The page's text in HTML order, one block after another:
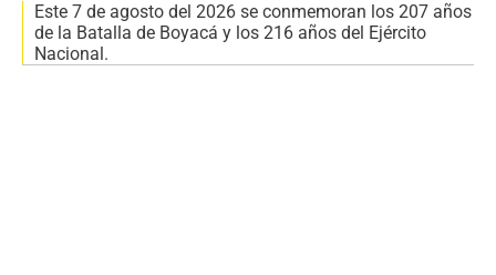
Este 7 de agosto del 2026 se conmemoran los 207 años
de la Batalla de Boyacá y los 216 años del Ejército
Nacional.